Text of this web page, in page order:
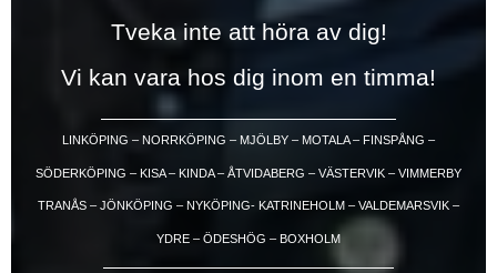
Tveka inte att höra av dig!
Vi kan vara hos dig inom en timma!
LINKÖPING – NORRKÖPING – MJÖLBY – MOTALA – FINSPÅNG –
SÖDERKÖPING – KISA – KINDA – ÅTVIDABERG – VÄSTERVIK – VIMMERBY
TRANÅS – JÖNKÖPING – NYKÖPING- KATRINEHOLM – VALDEMARSVIK –
YDRE – ÖDESHÖG – BOXHOLM